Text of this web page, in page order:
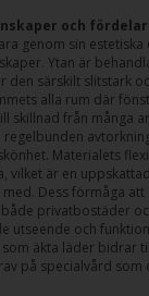
och fördelar
genom sin estetiska
Ytan är
den särskilt slitstark
alla rum där
skillnad från många
Materialets
vilket är en
Dess förmåga
privatbostäder
utseende och
äkta läder bidrar
på specialvård